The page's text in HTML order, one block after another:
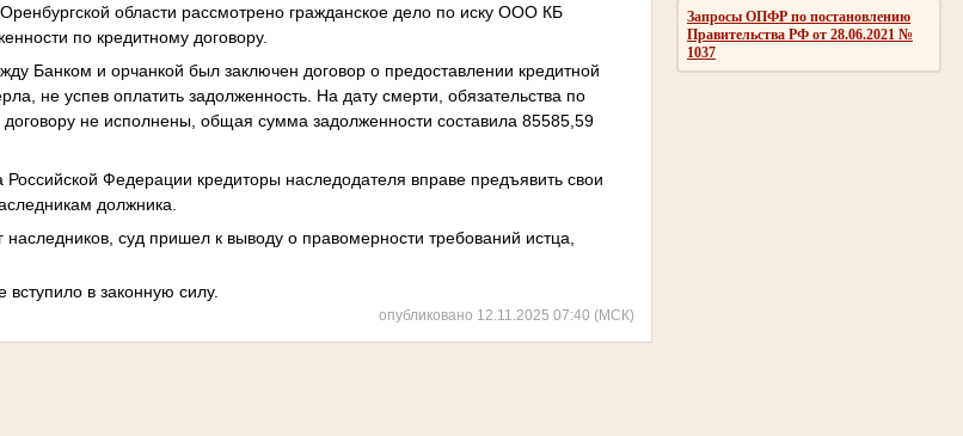
Запросы ОПФР по постановлению
Правительства РФ от 28.06.2021 №
1037
области рассмотрено гражданское дело по иску ООО КБ
по кредитному договору.
Банком и орчанкой был заключен договор о предоставлении кредитной
не успев оплатить задолженность. На дату смерти, обязательства по
не исполнены, общая сумма задолженности составила 85585,59
Российской Федерации кредиторы наследодателя вправе предъявить свои
должника.
наследников, суд пришел к выводу о правомерности требований истца,
в законную силу.
опубликовано 12.11.2025 07:40 (МСК)